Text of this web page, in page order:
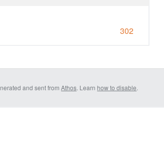
302
and sent fromAthos. Learn how to disable.